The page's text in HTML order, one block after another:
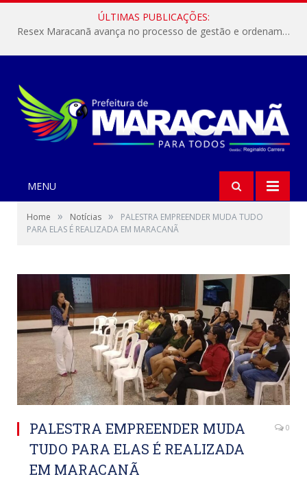
ÚLTIMAS PUBLICAÇÕES:
Resex Maracanã avança no processo de gestão e ordenamento do turismo em nossas áreas protegidas.
MENU
Home » Notícias »
PALESTRA EMPREENDER MUDA TUDO
PARA ELAS É REALIZADA EM MARACANÃ
PALESTRA EMPREENDER MUDA
TUDO PARA ELAS É REALIZADA
EM MARACANÃ
0